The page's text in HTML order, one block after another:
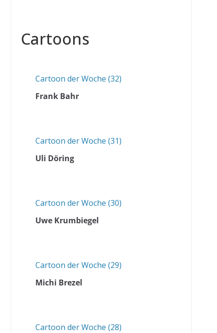
Cartoons
Cartoon der Woche (32)
Frank Bahr
Cartoon der Woche (31)
Uli Döring
Cartoon der Woche (30)
Uwe Krumbiegel
Cartoon der Woche (29)
Michi Brezel
Cartoon der Woche (28)